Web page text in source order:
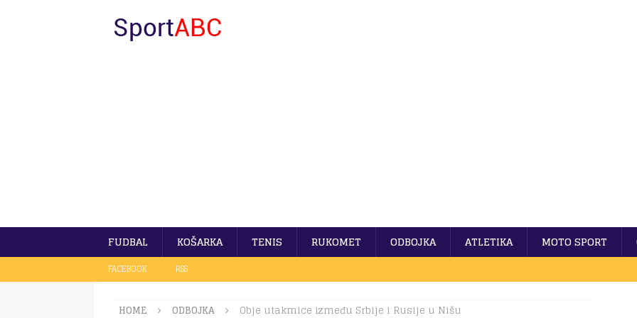
FUDBAL KOŠARKA TENIS RUKOMET ODBOJKA ATLETIKA MOTO SPORT
FACEBOOK RSS
HOME ODBOJKA Obje utakmice između Srbije i Rusije u Nišu